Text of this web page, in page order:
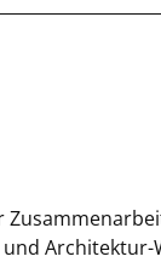
Architektur-